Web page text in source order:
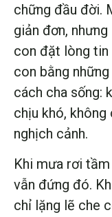
chững đầu đời.
giản đơn,
con đặt lòng tin
con bằng
cách cha sống:
chịu khó,
nghịch cảnh.
Khi mưa rơi
vẫn đứng đó.
chỉ lặng lẽ che